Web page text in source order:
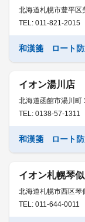
北海道札幌市豊平区
TEL: 011-821-2015
和漢箋 ロート
イオン湯川店
北海道函館市湯川町
TEL: 0138-57-1311
和漢箋 ロート
イオン札幌琴
北海道札幌市西区琴
TEL: 011-644-0011